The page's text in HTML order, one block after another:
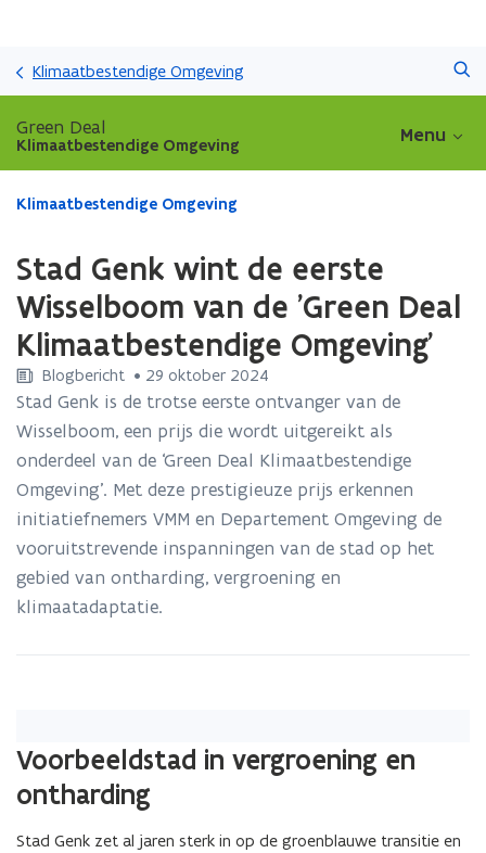
Klimaatbestendige Omgeving
Green Deal
Klimaatbestendige Omgeving Menu
Gedaan
bevindt
zich
op:
Stad
Genk
wint
de
eerste
van
'Green
Klimaatbestendige
Omgeving'
Klimaatbestendige Omgeving
Stad Genk wint de eerste
Wisselboom van de 'Green Deal
Klimaatbestendige Omgeving'
Blogbericht • 29 oktober 2024
Stad Genk is de trotse eerste ontvanger van de
Wisselboom, een prijs die wordt uitgereikt als
onderdeel van de ‘Green Deal Klimaatbestendige
Omgeving’. Met deze prestigieuze prijs erkennen
initiatiefnemers VMM en Departement Omgeving de
vooruitstrevende inspanningen van de stad op het
gebied van ontharding, vergroening en
klimaatadaptatie.
Voorbeeldstad in vergroening en
ontharding
Stad Genk zet al jaren sterk in op de groenblauwe transitie en